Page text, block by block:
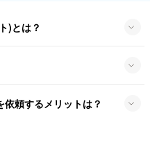
)とは？
依頼するメリットは？